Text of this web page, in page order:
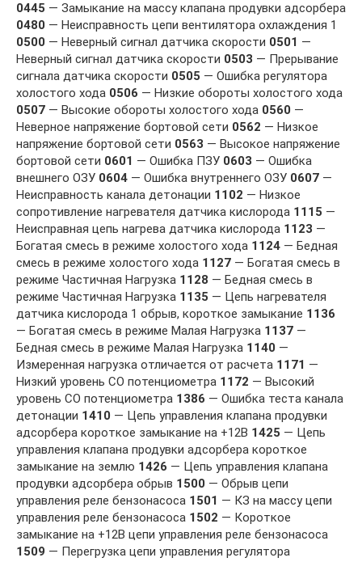
0445 — Замыкание на массу клапана продувки адсорбера
0480 — Неисправность цепи вентилятора охлаждения 1
0500 — Неверный сигнал датчика скорости 0501 —
Неверный сигнал датчика скорости 0503 — Прерывание
сигнала датчика скорости 0505 — Ошибка регулятора
холостого хода 0506 — Низкие обороты холостого хода
0507 — Высокие обороты холостого хода 0560 —
Неверное напряжение бортовой сети 0562 — Низкое
напряжение бортовой сети 0563 — Высокое напряжение
бортовой сети 0601 — Ошибка ПЗУ 0603 — Ошибка
внешнего ОЗУ 0604 — Ошибка внутреннего ОЗУ 0607 —
Неисправность канала детонации 1102 — Низкое
сопротивление нагревателя датчика кислорода 1115 —
Неисправная цепь нагрева датчика кислорода 1123 —
Богатая смесь в режиме холостого хода 1124 — Бедная
смесь в режиме холостого хода 1127 — Богатая смесь в
режиме Частичная Нагрузка 1128 — Бедная смесь в
режиме Частичная Нагрузка 1135 — Цепь нагревателя
датчика кислорода 1 обрыв, короткое замыкание 1136
— Богатая смесь в режиме Малая Нагрузка 1137 —
Бедная смесь в режиме Малая Нагрузка 1140 —
Измеренная нагрузка отличается от расчета 1171 —
Низкий уровень СО потенциометра 1172 — Высокий
уровень СО потенциометра 1386 — Ошибка теста канала
детонации 1410 — Цепь управления клапана продувки
адсорбера короткое замыкание на +12В 1425 — Цепь
управления клапана продувки адсорбера короткое
замыкание на землю 1426 — Цепь управления клапана
продувки адсорбера обрыв 1500 — Обрыв цепи
управления реле бензонасоса 1501 — КЗ на массу цепи
управления реле бензонасоса 1502 — Короткое
замыкание на +12В цепи управления реле бензонасоса
1509 — Перегрузка цепи управления регулятора